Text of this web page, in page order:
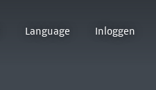
Language Inloggen